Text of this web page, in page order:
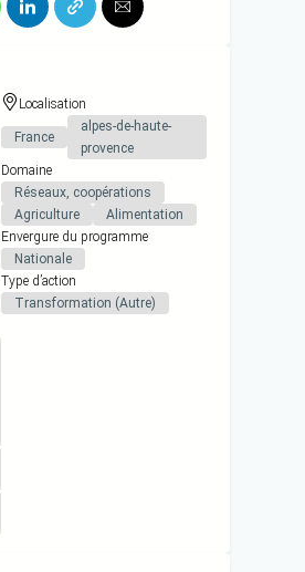
Localisation
France
alpes-de-haute-
provence
Domaine
Réseaux, coopérations
Agriculture
Alimentation
Envergure du programme
Nationale
Type d’action
Transformation (Autre)